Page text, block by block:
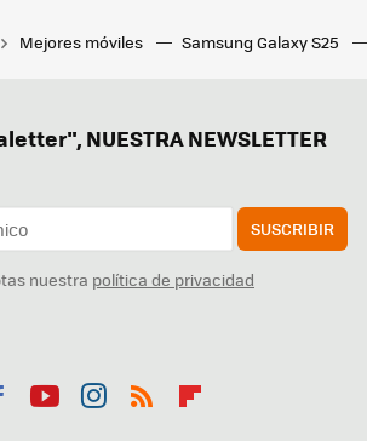
Mejores móviles Samsung Galaxy S25
NUESTRA NEWSLETTER
SUSCRIBIR
nuestra política de privacidad